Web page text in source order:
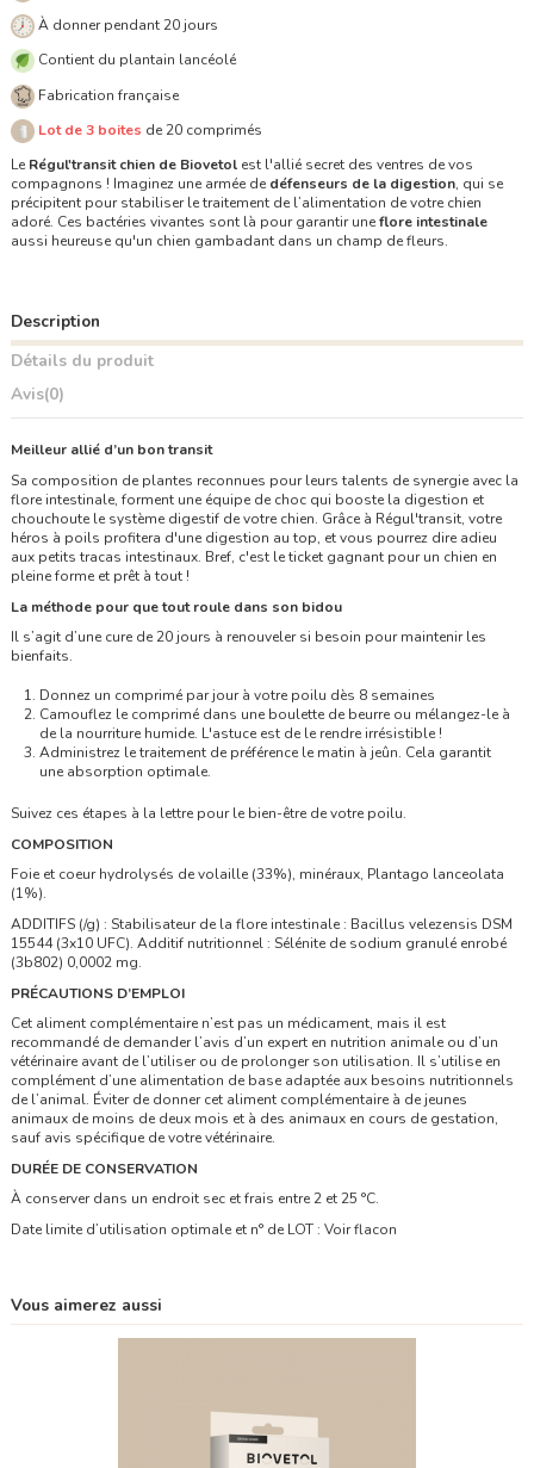
À donner pendant 20 jours
Contient du plantain lancéolé
Fabrication française
Lot de 3 boites de 20 comprimés
Le Régul'transit chien de Biovetol est l'allié secret des ventres de vos
compagnons ! Imaginez une armée de défenseurs de la digestion, qui se
précipitent pour stabiliser le traitement de l’alimentation de votre chien
adoré. Ces bactéries vivantes sont là pour garantir uneflore intestinale
aussi heureuse qu'un chien gambadant dans un champ de fleurs.
Description
Détails du produit
Avis(0)
Meilleur allié d’un bon transit
Sa composition de plantes reconnues pour leurs talents de synergie avec la
flore intestinale, forment une équipe de choc qui booste la digestion et
chouchoute le système digestif de votre chien. Grâce à Régul'transit, votre
héros à poils profitera d'une digestion au top, et vous pourrez dire adieu
aux petits tracas intestinaux. Bref, c'est le ticket gagnant pour un chien en
pleine forme et prêt à tout !
La méthode pour que tout roule dans son bidou
Il s’agit d’une cure de 20 jours à renouveler si besoin pour maintenir les
bienfaits.
Donnez un comprimé par jour à votre poilu dès 8 semaines
Camouflez le comprimé dans une boulette de beurre ou mélangez-le à
de la nourriture humide. L'astuce est de le rendre irrésistible !
Administrez le traitement de préférence le matin à jeûn. Cela garantit
une absorption optimale.
Suivez ces étapes à la lettre pour le bien-être de votre poilu.
COMPOSITION
Foie et coeur hydrolysés de volaille (33%), minéraux, Plantago lanceolata
(1%).
ADDITIFS (/g) : Stabilisateur de la flore intestinale : Bacillus velezensis DSM
15544 (3x10 UFC). Additif nutritionnel : Sélénite de sodium granulé enrobé
(3b802) 0,0002 mg.
PRÉCAUTIONS D’EMPLOI
Cet aliment complémentaire n’est pas un médicament, mais il est
recommandé de demander l’avis d’un expert en nutrition animale ou d’un
vétérinaire avant de l’utiliser ou de prolonger son utilisation. Il s’utilise en
complément d’une alimentation de base adaptée aux besoins nutritionnels
de l’animal. Éviter de donner cet aliment complémentaire à de jeunes
animaux de moins de deux mois et à des animaux en cours de gestation,
sauf avis spécifique de votre vétérinaire.
DURÉE DE CONSERVATION
À conserver dans un endroit sec et frais entre 2 et 25 °C.
Date limite d’utilisation optimale et n° de LOT : Voir flacon
Vous aimerez aussi